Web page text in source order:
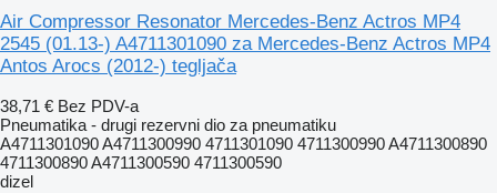
Air Compressor Resonator Mercedes-Benz Actros MP4
2545 (01.13-) A4711301090 za Mercedes-Benz Actros MP4
Antos Arocs (2012-) tegljača
38,71 € Bez PDV-a
Pneumatika - drugi rezervni dio za pneumatiku
A4711301090 A4711300990 4711301090 4711300990 A4711300890
4711300890 A4711300590 4711300590
dizel